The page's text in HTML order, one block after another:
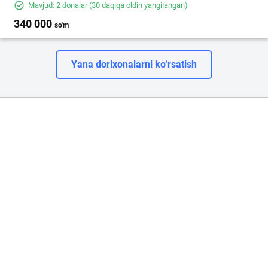
Mavjud: 2 donalar(30 daqiqa oldin yangilangan)
340 000 so'm
Yana dorixonalarni ko‘rsatish